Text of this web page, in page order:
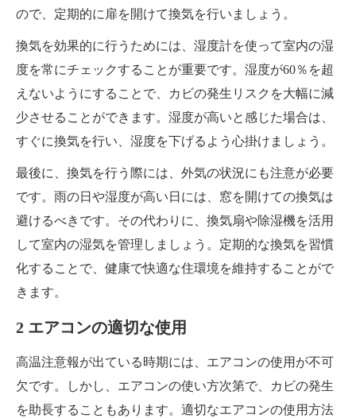
ので、定期的に扉を開けて換気を行いましょう。
換気を効果的に行うためには、湿度計を使って室内の湿
度を常にチェックすることが重要です。湿度が60％を超
えないようにすることで、カビの発生リスクを大幅に減
少させることができます。湿度が高いと感じた場合は、
すぐに換気を行い、湿度を下げるよう心掛けましょう。
最後に、換気を行う際には、外気の状況にも注意が必要
です。雨の日や湿度が高い日には、窓を開けての換気は
避けるべきです。その代わりに、換気扇や除湿機を活用
して室内の湿気を管理しましょう。定期的な換気を習慣
化することで、健康で快適な住環境を維持することがで
きます。
2 エアコンの適切な使用
高温注意報が出ている時期には、エアコンの使用が不可
欠です。しかし、エアコンの使い方次第で、カビの発生
を助長することもあります。適切なエアコンの使用方法